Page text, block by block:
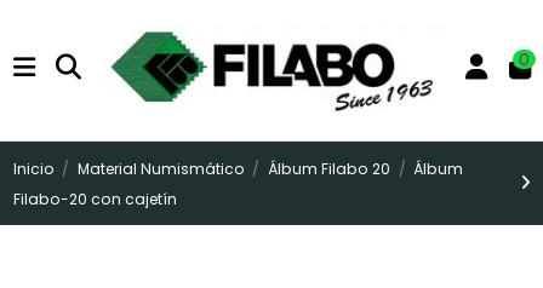
0
Inicio Material Numismático Álbum Filabo 20
Álbum
Filabo-20 con cajetín